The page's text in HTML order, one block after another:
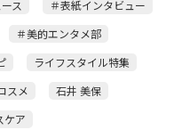
ス
＃表紙インタビュー
＃美的エンタメ部
ライフスタイル特集
スメ
石井 美保
ケア